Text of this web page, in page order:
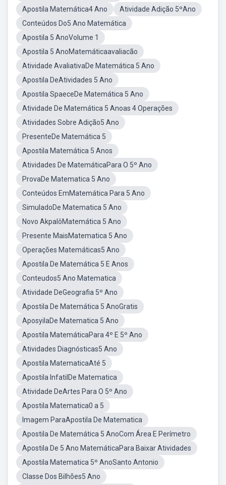
Apostila Matemática4 Ano
Atividade Adição 5ºAno
Conteúdos Do5 Ano Matemática
Apostila 5 AnoVolume 1
Apostila 5 AnoMatemáticaavaliacão
Atividade AvaliativaDe Matemática 5 Ano
Apostila DeAtividades 5 Ano
Apostila SpaeceDe Matemática 5 Ano
Atividade De Matemática 5 Anoas 4 Operações
Atividades Sobre Adição5 Ano
PresenteDe Matemática 5
Apostila Matemática 5 Anos
Atividades De MatemáticaPara O 5º Ano
ProvaDe Matematica 5 Ano
Conteúdos EmMatemática Para 5 Ano
SimuladoDe Matematica 5 Ano
Novo AkpalôMatemática 5 Ano
Presente MaisMatematica 5 Ano
Operações Matemáticas5 Ano
Apostila De Matemática 5 E Anos
Conteudos5 Ano Matematica
Atividade DeGeografia 5º Ano
Apostila De Matemática 5 AnoGratis
AposyilaDe Matematica 5 Ano
Apostila MatemáticaPara 4º E 5º Ano
Atividades Diagnósticas5 Ano
Apostila MatematicaAté 5
Apostila InfatilDe Matematica
Atividade DeArtes Para O 5º Ano
Apostila Matematica0 a 5
Imagem ParaApostila De Matematica
Apostila De Matemática 5 AnoCom Área E Perímetro
Apostila De 5 Ano MatemáticaPara Baixar Atividades
Apostila Matematica 5º AnoSanto Antonio
Classe Dos Bilhões5 Ano